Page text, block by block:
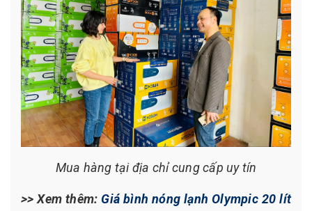
Mua hàng tại địa chỉ cung cấp uy tín
>> Xem thêm: Giá bình nóng lạnh Olympic 20 lít